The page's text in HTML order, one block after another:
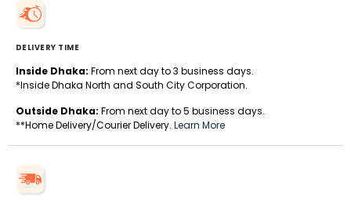
DELIVERY TIME
Inside Dhaka: From next day to 3 business days.
*Inside Dhaka North and South City Corporation.
Outside Dhaka: From next day to 5 business days.
**Home Delivery/Courier Delivery. Learn More